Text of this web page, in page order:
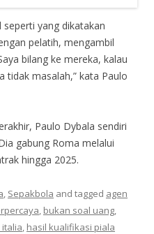
seperti yang dikatakan
pelatih, mengambil
bilang ke mereka, kalau
tidak masalah,” kata Paulo
Paulo Dybala sendiri
gabung Roma melalui
hingga 2025.
, Sepakbola and tagged agen
, bukan soal uang,
italia, hasil kualifikasi piala